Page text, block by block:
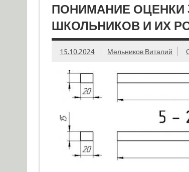
ПОНИМАНИЕ ОЦЕНКИ
ШКОЛЬНИКОВ И ИХ
15.10.2024 Мельников Виталий